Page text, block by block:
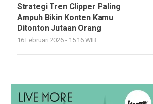
Strategi Tren Clipper Paling
Ampuh Bikin Konten Kamu
Ditonton Jutaan Orang
16 Februari 2026 - 15:16 WIB